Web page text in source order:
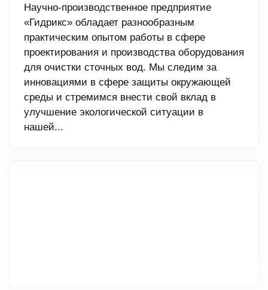
Научно-производственное предприятие
«Гидрикс» обладает разнообразным
практическим опытом работы в сфере
проектирования и производства оборудования
для очистки сточных вод. Мы следим за
инновациями в сфере защиты окружающей
среды и стремимся внести свой вклад в
улучшение экологической ситуации в
нашей...